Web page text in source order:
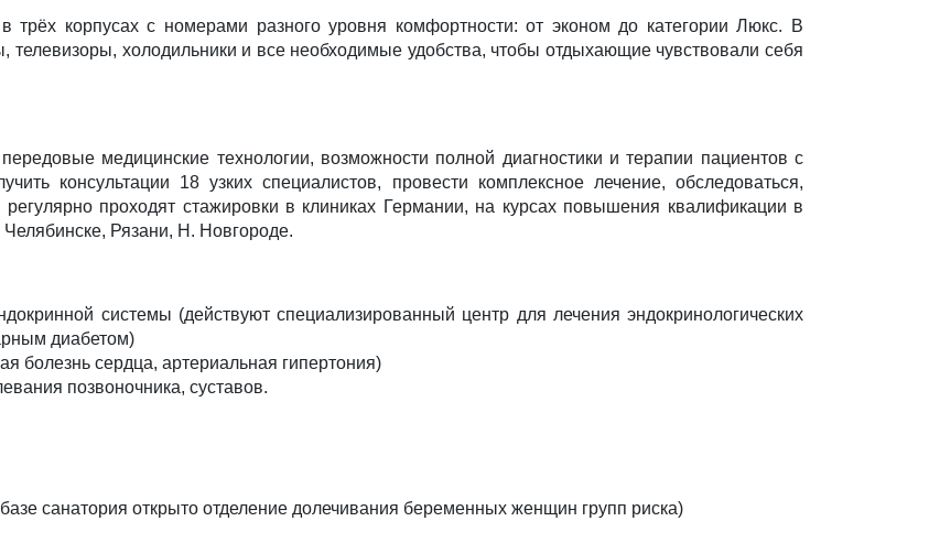
трёх корпусах с номерами разного уровня комфортности: от эконом до категории Люкс. В
телевизоры, холодильники и все необходимые удобства, чтобы отдыхающие чувствовали себя
медицинские технологии, возможности полной диагностики и терапии пациентов с
консультации 18 узких специалистов, провести комплексное лечение, обследоваться,
проходят стажировки в клиниках Германии, на курсах повышения квалификации в
Рязани, Н. Новгороде.
системы (действуют специализированный центр для лечения эндокринологических
диабетом)
болезнь сердца, артериальная гипертония)
позвоночника, суставов.
санатория открыто отделение долечивания беременных женщин групп риска)